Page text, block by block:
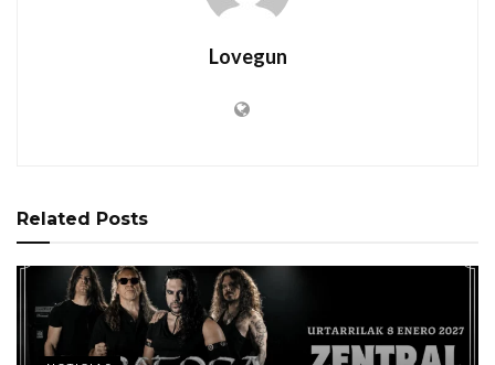
Lovegun
Related Posts